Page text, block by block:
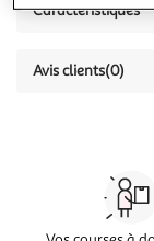
Caractéristiques
Avis clients(0)